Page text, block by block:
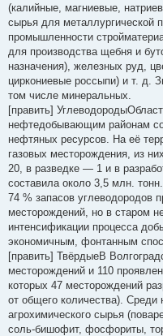
(калийные, магниевые,
сырья для металлургической
промышленности
для производства щебня и
назначения), железных руд,
циркониевые россыпи) и т. д.
том числе минеральных.
[править]
нефтедобывающим районам
нефтяных ресурсов. На её
газовых месторождения, из
20, в разведке — 1 и в
составила около 3,5 млн. тонн.
74 % запасов углеводородов
месторождений, но в старом
интенсификации процесса
экономичным, фонтанным
[править] ТвёрдыеВ
месторождений и 110
которых 47 месторождений
от общего количества).
агрохимического сырья
соль-бишофит, фосфориты,